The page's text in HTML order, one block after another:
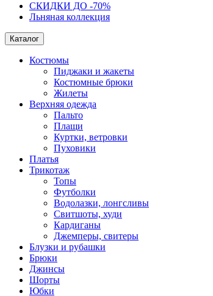
СКИДКИ ДО -70%
Льняная коллекция
Каталог
Костюмы
Пиджаки и жакеты
Костюмные брюки
Жилеты
Верхняя одежда
Пальто
Плащи
Куртки, ветровки
Пуховики
Платья
Трикотаж
Топы
Футболки
Водолазки, лонгсливы
Свитшоты, худи
Кардиганы
Джемперы, свитеры
Блузки и рубашки
Брюки
Джинсы
Шорты
Юбки